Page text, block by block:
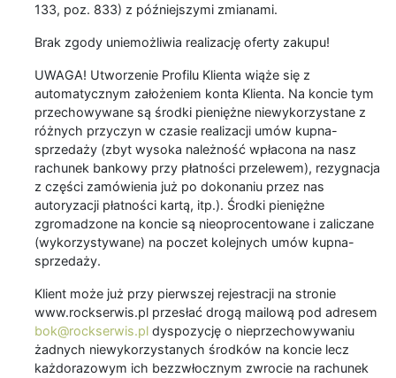
133, poz. 833) z późniejszymi zmianami.
Brak zgody uniemożliwia realizację oferty zakupu!
UWAGA! Utworzenie Profilu Klienta wiąże się z
automatycznym założeniem konta Klienta. Na koncie tym
przechowywane są środki pieniężne niewykorzystane z
różnych przyczyn w czasie realizacji umów kupna-
sprzedaży (zbyt wysoka należność wpłacona na nasz
rachunek bankowy przy płatności przelewem), rezygnacja
z części zamówienia już po dokonaniu przez nas
autoryzacji płatności kartą, itp.). Środki pieniężne
zgromadzone na koncie są nieoprocentowane i zaliczane
(wykorzystywane) na poczet kolejnych umów kupna-
sprzedaży.
Klient może już przy pierwszej rejestracji na stronie
www.rockserwis.pl przesłać drogą mailową pod adresem
bok@rockserwis.pl dyspozycję o nieprzechowywaniu
żadnych niewykorzystanych środków na koncie lecz
każdorazowym ich bezzwłocznym zwrocie na rachunek